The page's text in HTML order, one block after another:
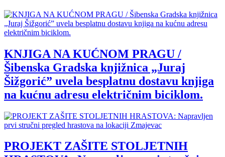
KNJIGA NA KUĆNOM PRAGU /
Šibenska Gradska knjižnica „Juraj
Šižgorić” uvela besplatnu dostavu knjiga
na kućnu adresu električnim biciklom.
PROJEKT ZAŠITE STOLJETNIH